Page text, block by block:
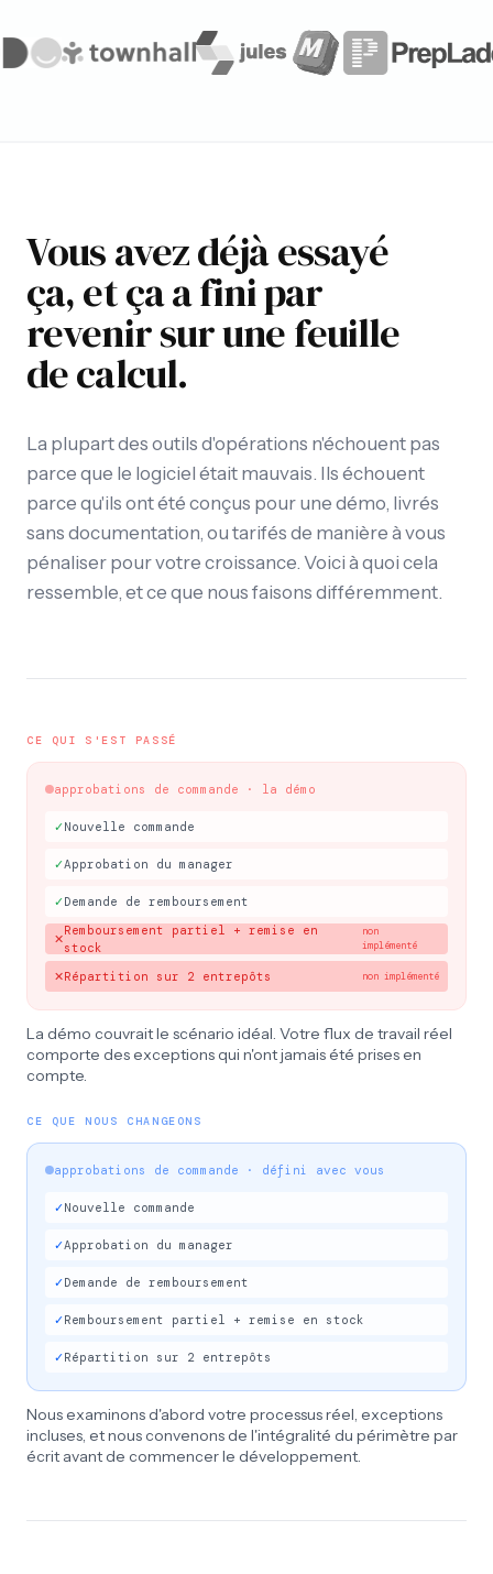
Vous avez déjà essayé
ça, et ça a fini par
revenir sur une feuille
de calcul.
La plupart des outils d'opérations n'échouent pas
parce que le logiciel était mauvais. Ils échouent
parce qu'ils ont été conçus pour une démo, livrés
sans documentation, ou tarifés de manière à vous
pénaliser pour votre croissance. Voici à quoi cela
ressemble, et ce que nous faisons différemment.
CE QUI S'EST PASSÉ
approbations de commande · la démo
✓Nouvelle commande
✓Approbation du manager
✓Demande de remboursement
✕
Remboursement partiel + remise en
stock
non
implémenté
✕Répartition sur 2 entrepôts non implémenté
La démo couvrait le scénario idéal. Votre flux de travail réel
comporte des exceptions qui n'ont jamais été prises en
compte.
CE QUE NOUS CHANGEONS
approbations de commande · défini avec vous
✓Nouvelle commande
✓Approbation du manager
✓Demande de remboursement
✓Remboursement partiel + remise en stock
✓Répartition sur 2 entrepôts
Nous examinons d'abord votre processus réel, exceptions
incluses, et nous convenons de l'intégralité du périmètre par
écrit avant de commencer le développement.